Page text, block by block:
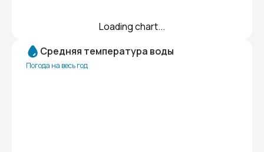
Loading chart...
Средняя температура воды
Погода на весь год